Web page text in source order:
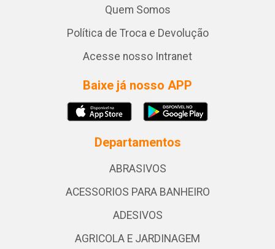
Quem Somos
Política de Troca e Devolução
Acesse nosso Intranet
Baixe já nosso APP
Departamentos
ABRASIVOS
ACESSORIOS PARA BANHEIRO
ADESIVOS
AGRICOLA E JARDINAGEM